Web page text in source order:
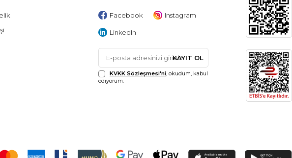
Facebook Instagram
LinkedIn
KAYIT OL
KVKK Sözleşmesi'ni, okudum, kabul
ediyorum.